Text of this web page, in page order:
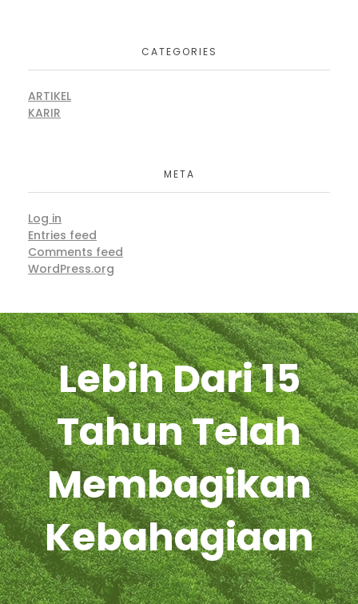
CATEGORIES
ARTIKEL
KARIR
META
Log in
Entries feed
Comments feed
WordPress.org
Lebih Dari 15
Tahun Telah
Membagikan
Kebahagiaan